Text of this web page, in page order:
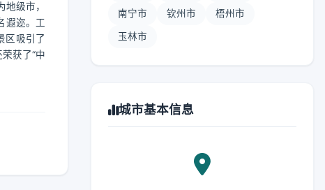
级市，
遐迩。工
区吸引了
获了“中
南宁市 钦州市 梧州市
玉林市
城市基本信息